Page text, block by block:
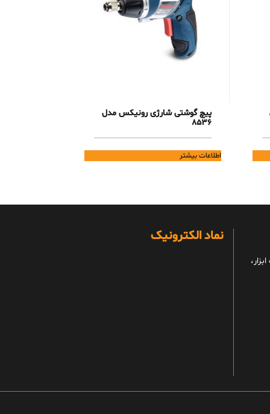
پیچ گوشتی شارژی رونیکس مدل
8536
اطلاعات بیشتر
نماد الکترونیک